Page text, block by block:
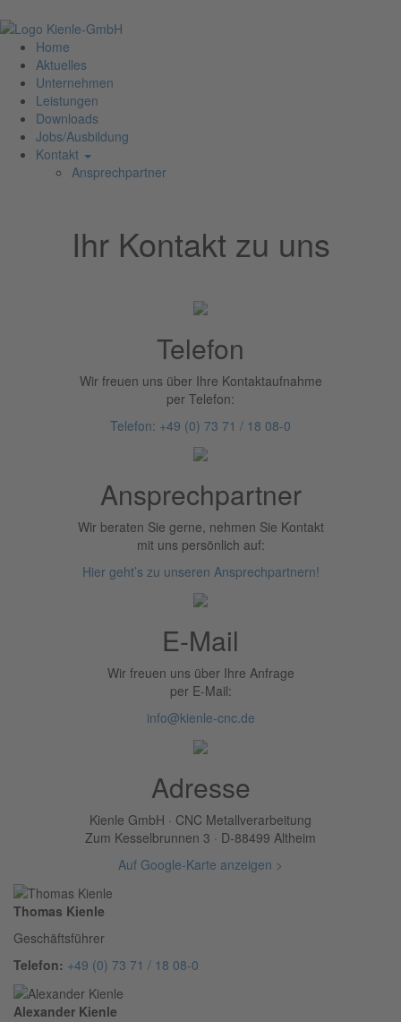
Home
Aktuelles
Unternehmen
Leistungen
Downloads
Jobs/Ausbildung
Kontakt
Ansprechpartner
Ihr Kontakt zu uns
Telefon
Wir freuen uns über Ihre Kontaktaufnahme
per Telefon:
Telefon: +49 (0) 73 71 / 18 08-0
Ansprechpartner
Wir beraten Sie gerne, nehmen Sie Kontakt
mit uns persönlich auf:
Hier geht’s zu unseren Ansprechpartnern!
E-Mail
Wir freuen uns über Ihre Anfrage
per E-Mail:
info@kienle-cnc.de
Adresse
Kienle GmbH · CNC Metallverarbeitung
Zum Kesselbrunnen 3 · D-88499 Altheim
Auf Google-Karte anzeigen >
Thomas Kienle
Geschäftsführer
Telefon: +49 (0) 73 71 / 18 08-0
Alexander Kienle